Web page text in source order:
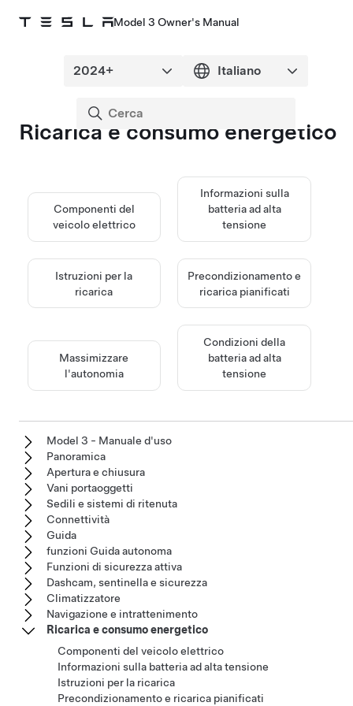
Model 3 Owner's Manual
Ricarica e consumo energetico
Componenti del
veicolo elettrico
Informazioni sulla
batteria ad alta
tensione
Istruzioni per la
ricarica
Precondizionamento e
ricarica pianificati
Massimizzare
l'autonomia
Condizioni della
batteria ad alta
tensione
Model 3 - Manuale d'uso
Panoramica
Apertura e chiusura
Vani portaoggetti
Sedili e sistemi di ritenuta
Connettività
Guida
funzioni Guida autonoma
Funzioni di sicurezza attiva
Dashcam, sentinella e sicurezza
Climatizzatore
Navigazione e intrattenimento
Ricarica e consumo energetico
Componenti del veicolo elettrico
Informazioni sulla batteria ad alta tensione
Istruzioni per la ricarica
Precondizionamento e ricarica pianificati